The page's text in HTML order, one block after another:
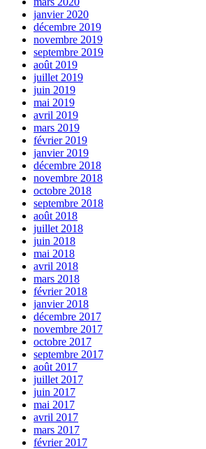
janvier 2020
décembre 2019
novembre 2019
septembre 2019
août 2019
juillet 2019
juin 2019
mai 2019
avril 2019
mars 2019
février 2019
janvier 2019
décembre 2018
novembre 2018
octobre 2018
septembre 2018
août 2018
juillet 2018
juin 2018
mai 2018
avril 2018
mars 2018
février 2018
janvier 2018
décembre 2017
novembre 2017
octobre 2017
septembre 2017
août 2017
juillet 2017
juin 2017
mai 2017
avril 2017
mars 2017
février 2017